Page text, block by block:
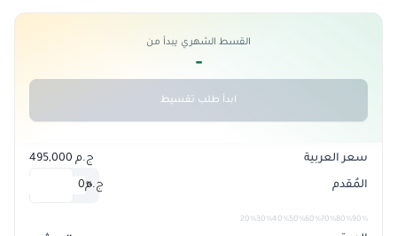
القسط الشهري يبدأ من
-
ابدأ طلب تقسيط
سعر العربية ج.م 495,000
المُقدم 0%
ج.م
20% 30%40% 50%60%70%80%90%